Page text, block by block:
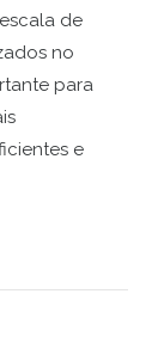
de
no
para
e